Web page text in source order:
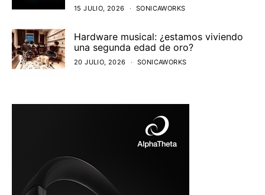
15 JULIO, 2026 SONICAWORKS
Hardware musical: ¿estamos viviendo
una segunda edad de oro?
20 JULIO, 2026 SONICAWORKS